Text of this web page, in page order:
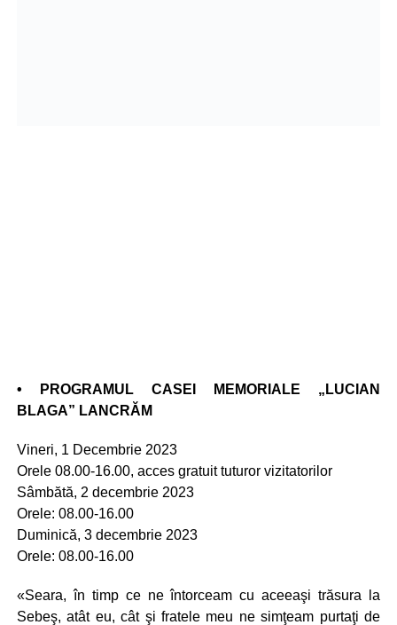
• PROGRAMUL CASEI MEMORIALE „LUCIAN
BLAGA” LANCRĂM
Vineri, 1 Decembrie 2023
Orele 08.00-16.00, acces gratuit tuturor vizitatorilor
Sâmbătă, 2 decembrie 2023
Orele: 08.00-16.00
Duminică, 3 decembrie 2023
Orele: 08.00-16.00
«Seara, în timp ce ne întorceam cu aceeaşi trăsura la
Sebeş, atât eu, cât şi fratele meu ne simţeam purtaţi de